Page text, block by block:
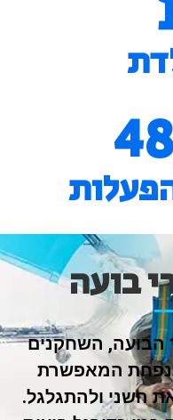
בועה
הבועה, השחקנים
המאפשרת
השני ולהתגלגל.